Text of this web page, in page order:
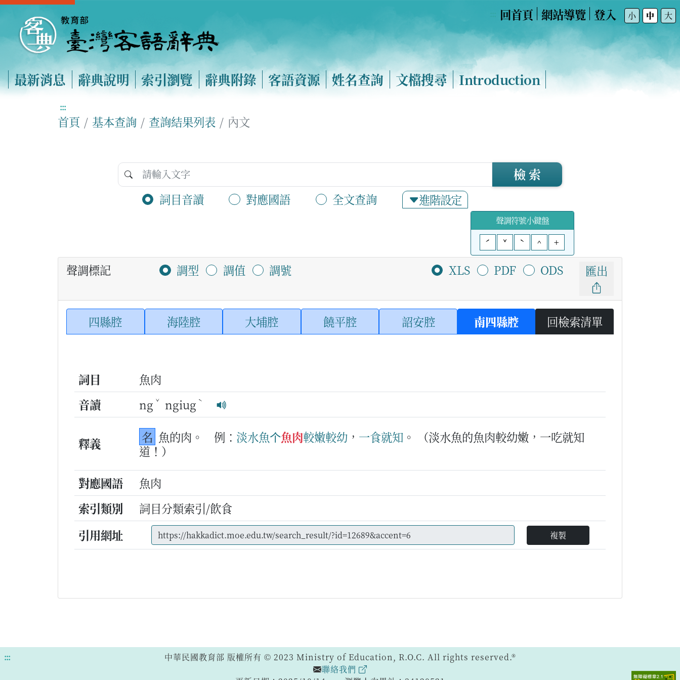
回首頁 網站導覽 登入 小 中 大
最新消息 辭典說明 索引瀏覽 辭典附錄 客語資源 姓名查詢 文檔搜尋 Introduction
:::
首頁 基本查詢 查詢結果列表 內文
詞目音讀 對應國語 全文查詢 進階設定
檢 索
聲調符號小鍵盤
ˊ
ˇ ˋ ^ +
聲調標記 調型 調值 調號 XLS PDF ODS 匯出
四縣腔 海陸腔 大埔腔 饒平腔 詔安腔 南四縣腔 回檢索清單
詞目
魚肉
音讀
ng ˇ ngiug ˋ
釋義 名 魚的肉。 例： 淡水魚个魚肉較嫩較幼 ， 一食就知 。
（淡水魚的魚肉較幼嫩，一吃就知
道！）
對應國語
魚肉
索引類別
詞目分類索引/飲食
引用網址
複製
:::
中華民國教育部 版權所有 © 2023 Ministry of Education, R.O.C. All rights reserved.®
聯絡我們